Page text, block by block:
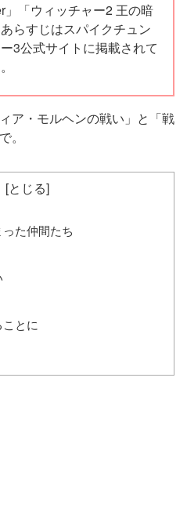
「ウィッチャー2 王の暗
らすじはスパイクチュン
3公式サイトに掲載されて
ア・モルヘンの戦い」と「戦
。
た仲間たち
とに